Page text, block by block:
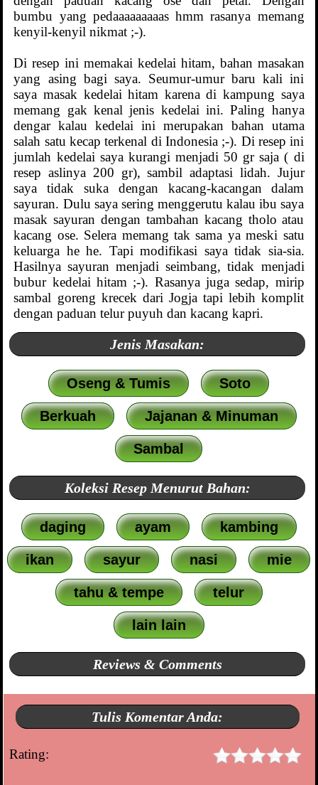
bumbu yang pedaaaaaaaaas hmm rasanya memang
kenyil-kenyil nikmat ;-).
Di resep ini memakai kedelai hitam, bahan masakan
yang asing bagi saya. Seumur-umur baru kali ini
saya masak kedelai hitam karena di kampung saya
memang gak kenal jenis kedelai ini. Paling hanya
dengar kalau kedelai ini merupakan bahan utama
salah satu kecap terkenal di Indonesia ;-). Di resep ini
jumlah kedelai saya kurangi menjadi 50 gr saja ( di
resep aslinya 200 gr), sambil adaptasi lidah. Jujur
saya tidak suka dengan kacang-kacangan dalam
sayuran. Dulu saya sering menggerutu kalau ibu saya
masak sayuran dengan tambahan kacang tholo atau
kacang ose. Selera memang tak sama ya meski satu
keluarga he he. Tapi modifikasi saya tidak sia-sia.
Hasilnya sayuran menjadi seimbang, tidak menjadi
bubur kedelai hitam ;-). Rasanya juga sedap, mirip
sambal goreng krecek dari Jogja tapi lebih komplit
dengan paduan telur puyuh dan kacang kapri.
Jenis Masakan:
Oseng & Tumis Soto
Berkuah Jajanan & Minuman
Sambal
Koleksi Resep Menurut Bahan:
daging ayam kambing
ikan sayur nasi mie
tahu & tempe telur
lain lain
Reviews & Comments
Tulis Komentar Anda:
Rating: